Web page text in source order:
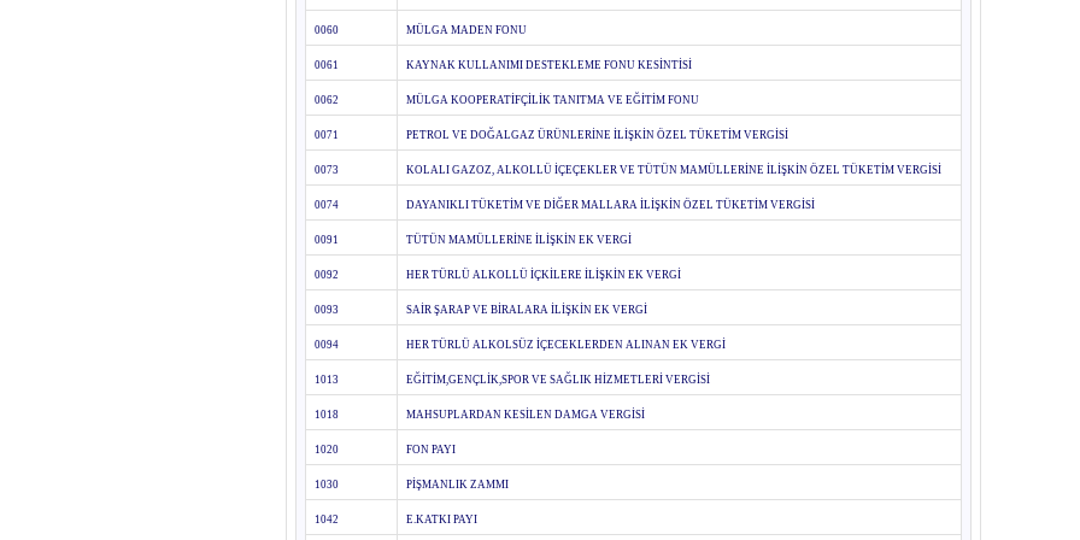
0060 MÜLGA MADEN FONU
0061 KAYNAK KULLANIMI DESTEKLEME FONU KESİNTİSİ
0062 MÜLGA KOOPERATİFÇİLİK TANITMA VE EĞİTİM FONU
0071 PETROL VE DOĞALGAZ ÜRÜNLERİNE İLİŞKİN ÖZEL TÜKETİM VERGİSİ
0073 KOLALI GAZOZ, ALKOLLÜ İÇEÇEKLER VE TÜTÜN MAMÜLLERİNE İLİŞKİN ÖZEL TÜKETİM VERGİSİ
0074 DAYANIKLI TÜKETİM VE DİĞER MALLARA İLİŞKİN ÖZEL TÜKETİM VERGİSİ
0091 TÜTÜN MAMÜLLERİNE İLİŞKİN EK VERGİ
0092 HER TÜRLÜ ALKOLLÜ İÇKİLERE İLİŞKİN EK VERGİ
0093 SAİR ŞARAP VE BİRALARA İLİŞKİN EK VERGİ
0094 HER TÜRLÜ ALKOLSÜZ İÇECEKLERDEN ALINAN EK VERGİ
1013 EĞİTİM,GENÇLİK,SPOR VE SAĞLIK HİZMETLERİ VERGİSİ
1018 MAHSUPLARDAN KESİLEN DAMGA VERGİSİ
1020 FON PAYI
1030 PİŞMANLIK ZAMMI
1042 E.KATKI PAYI